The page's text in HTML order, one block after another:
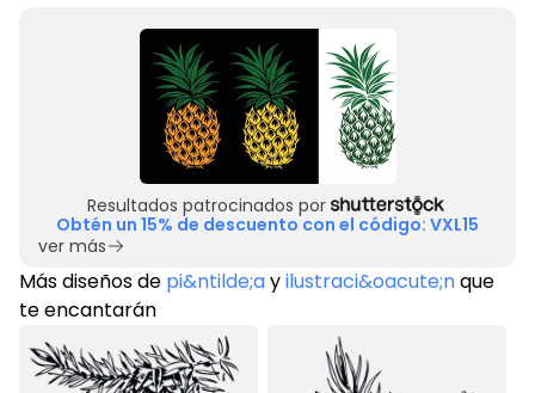
Resultados patrocinados por
Obtén un 15% de descuento con el código: VXL15
ver más
Más diseños de pi&ntilde;ayilustraci&oacute;nque
te encantarán